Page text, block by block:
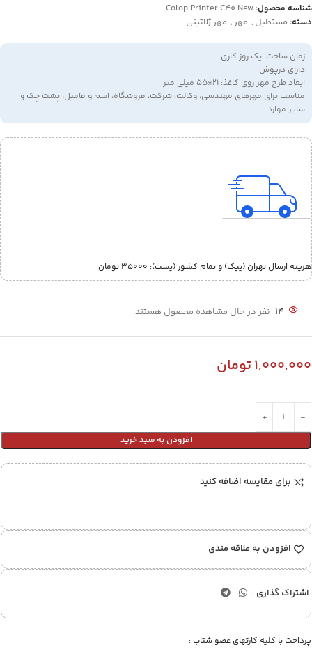
شناسه محصول: Colop Printer C40 New
دسته: مستطیل , مهر , مهر ژلاتینی
زمان ساخت: یک روز کاری
دارای درپوش
ابعاد طرح مهر روی کاغذ: 21×55 میلی متر
مناسب برای مهرهای مهندسی، وکالت، شرکت، فروشگاه، اسم و فامیل، پشت چک و
سایر موارد
هزینه ارسال تهران (پیک) و تمام کشور (پست):‌ 35000 تومان
14 نفر در حال مشاهده محصول هستند
1,000,000تومان
افزودن به سبد خرید
برای مقایسه اضافه کنید
افزودن به علاقه مندی
اشتراک گذاری :
پرداخت با کلیه کارتهای عضو شتاب :